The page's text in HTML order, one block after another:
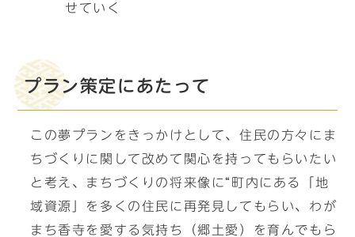
せていく
プラン策定にあたって
この夢プランをきっかけとして、住民の方々にま
ちづくりに関して改めて関心を持ってもらいたい
と考え、まちづくりの将来像に“町内にある「地
域資源」を多くの住民に再発見してもらい、わが
まち香寺を愛する気持ち（郷土愛）を育んでもら